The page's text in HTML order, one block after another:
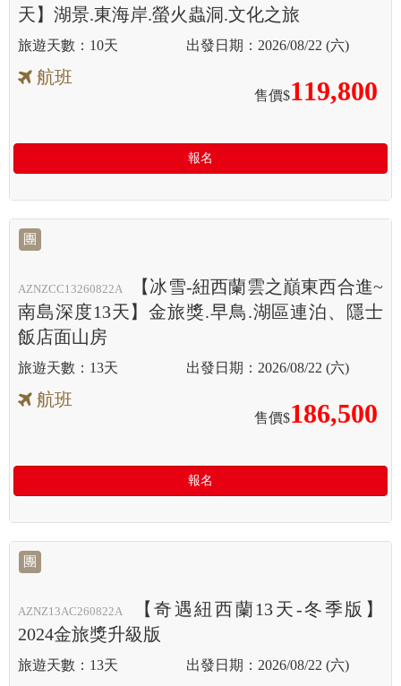
天】湖景.東海岸.螢火蟲洞.文化之旅
10天 2026/08/22 (六)
航班
售價$119,800
報名
團
AZNZCC13260822A
【冰雪-紐西蘭雲之巔東西合進~
南島深度13天】金旅獎.早鳥.湖區連泊、隱士
飯店面山房
13天 2026/08/22 (六)
航班
售價$186,500
報名
團
AZNZ13AC260822A
【奇遇紐西蘭13天-冬季版】
2024金旅獎升級版
13天 2026/08/22 (六)